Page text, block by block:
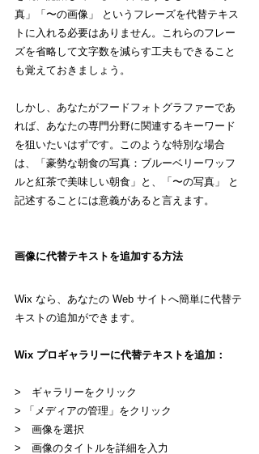
真」「〜の画像」 というフレーズを代替テキス
トに入れる必要はありません。これらのフレー
ズを省略して文字数を減らす工夫もできること
も覚えておきましょう。
しかし、あなたがフードフォトグラファーであ
れば、あなたの専門分野に関連するキーワード
を狙いたいはずです。このような特別な場合
は、「豪勢な朝食の写真：ブルーベリーワッフ
ルと紅茶で美味しい朝食」と、「〜の写真」 と
記述することには意義があると言えます。
画像に代替テキストを追加する方法
Wix なら、あなたの Web サイトへ簡単に代替テ
キストの追加ができます。
Wix プロギャラリーに代替テキストを追加：
>　ギャラリーをクリック
> 「メディアの管理」をクリック
>　画像を選択
>　画像のタイトルを詳細を入力